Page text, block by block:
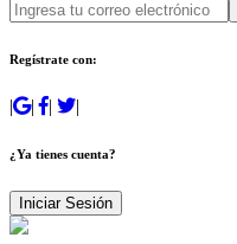
Regístrate con:
| | | |
¿Ya tienes cuenta?
Iniciar Sesión